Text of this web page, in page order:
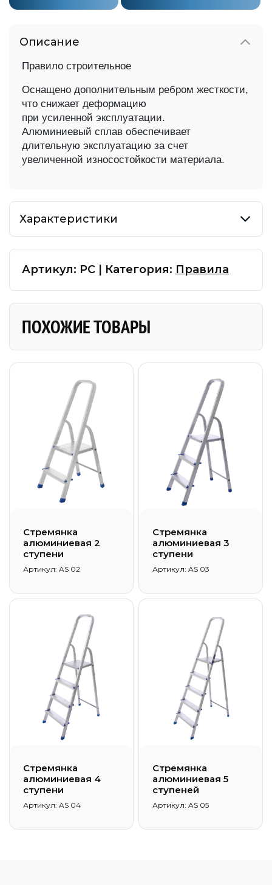
Описание
Правило строительное
Оснащено дополнительным ребром жесткости,
что снижает деформацию
при усиленной эксплуатации.
Алюминиевый сплав обеспечивает
длительную эксплуатацию за счет
увеличенной износостойкости материала.
Характеристики
Артикул: РС Категория: Правила
ПОХОЖИЕ ТОВАРЫ
Стремянка
алюминиевая 2
ступени
Артикул: AS 02
Стремянка
алюминиевая 3
ступени
Артикул: AS 03
Стремянка
алюминиевая 4
ступени
Артикул: AS 04
Стремянка
алюминиевая 5
ступеней
Артикул: AS 05